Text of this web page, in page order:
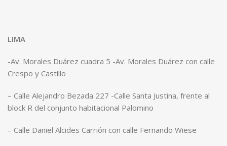
LIMA
-Av. Morales Duárez cuadra 5 -Av. Morales Duárez con calle
Crespo y Castillo
– Calle Alejandro Bezada 227 -Calle Santa Justina, frente al
block R del conjunto habitacional Palomino
– Calle Daniel Alcides Carrión con calle Fernando Wiese